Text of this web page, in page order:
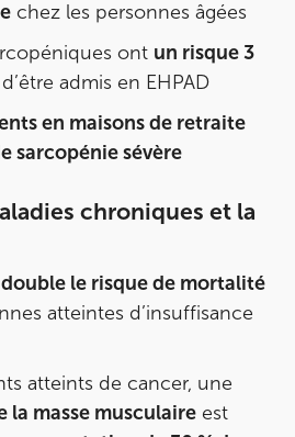
chez les personnes âgées
ont un risque 3
d’être admis en EHPAD
en maisons de retraite
sarcopénie sévère
chroniques et la
le risque de mortalité
atteintes d’insuffisance
atteints de cancer, une
la masse musculaire est
75008 Paris
75009 Paris
75009 Paris